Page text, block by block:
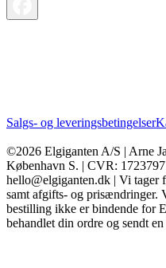
Salgs- og leveringsbetingelser
©2026 Elgiganten A/S | Arne
København S. | CVR:
hello@elgiganten.dk | Vi
samt afgifts- og prisændringer.
bestilling ikke er bindende for
behandlet din ordre og sendt